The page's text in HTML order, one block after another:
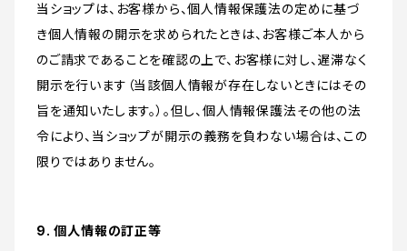
当ショップは、お客様から、個人情報保護法の定めに基づ
き個人情報の開示を求められたときは、お客様ご本人から
のご請求であることを確認の上で、お客様に対し、遅滞なく
開示を行います（当該個人情報が存在しないときにはその
旨を通知いたします。）。但し、個人情報保護法その他の法
令により、当ショップが開示の義務を負わない場合は、この
限りではありません。
9. 個人情報の訂正等